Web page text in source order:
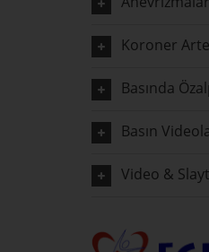
Koroner
Basında
Basın
Video &